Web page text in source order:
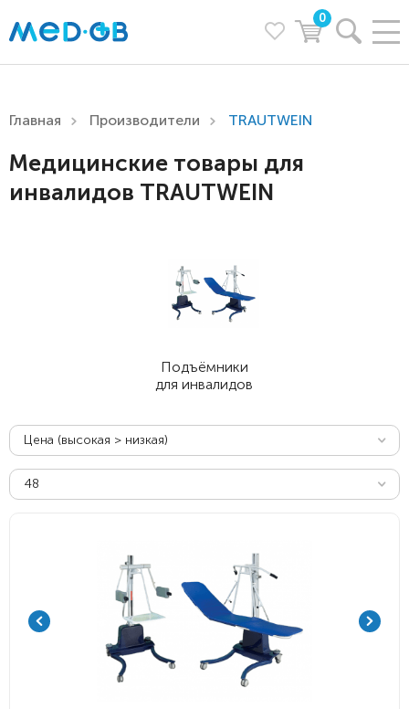
0
Главная Производители TRAUTWEIN
Медицинские товары для
инвалидов TRAUTWEIN
Подъёмники
для инвалидов
Цена (высокая > низкая)
48